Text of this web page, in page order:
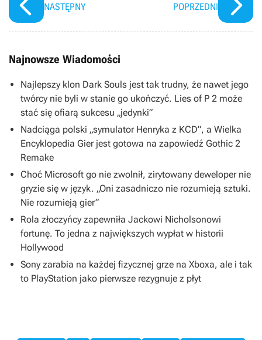
NASTĘPNY POPRZEDNI
Najnowsze Wiadomości
Najlepszy klon Dark Souls jest tak trudny, że nawet jego
twórcy nie byli w stanie go ukończyć. Lies of P 2 może
stać się ofiarą sukcesu „jedynki”
Nadciąga polski „symulator Henryka z KCD”, a Wielka
Encyklopedia Gier jest gotowa na zapowiedź Gothic 2
Remake
Choć Microsoft go nie zwolnił, zirytowany deweloper nie
gryzie się w język. „Oni zasadniczo nie rozumieją sztuki.
Nie rozumieją gier”
Rola złoczyńcy zapewniła Jackowi Nicholsonowi
fortunę. To jedna z największych wypłat w historii
Hollywood
Sony zarabia na każdej fizycznej grze na Xboxa, ale i tak
to PlayStation jako pierwsze rezygnuje z płyt